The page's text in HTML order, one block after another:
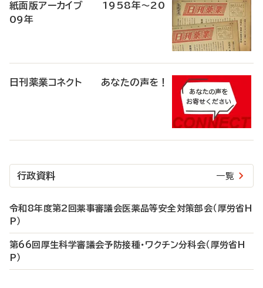
紙面版アーカイブ 1958年～20
09年
日刊薬業コネクト あなたの声を！
行政資料 一覧
令和8年度第2回薬事審議会医薬品等安全対策部会（厚労省H
P）
第66回厚生科学審議会予防接種・ワクチン分科会（厚労省H
P）